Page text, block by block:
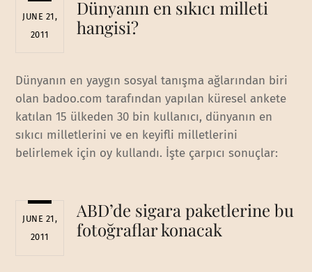
JUNE 21,
2011
Dünyanın en sıkıcı milleti
hangisi?
Dünyanın en yaygın sosyal tanışma ağlarından biri
olan badoo.com tarafından yapılan küresel ankete
katılan 15 ülkeden 30 bin kullanıcı, dünyanın en
sıkıcı milletlerini ve en keyifli milletlerini
belirlemek için oy kullandı. İşte çarpıcı sonuçlar:
JUNE 21,
2011
ABD’de sigara paketlerine bu
fotoğraflar konacak